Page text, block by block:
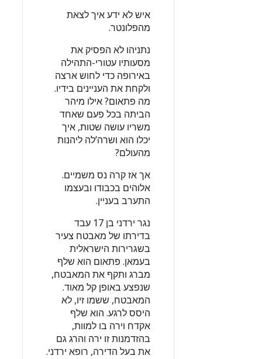
איש לא ידע איך לצאת
מהפלונטר.
נתניהו לא הפסיק את
מסעותיו עטורי-התהילה
באירופה כדי לחוש ארצה
ולקחת את העניינים בידיו.
מה פתאום? אילו מיהר
הביתה בכל פעם שאחד
משריו עושה שטות, איך
יכלו הוא ושרה’לה ליהנות
מהעולם?
אך אז קרה נס משמיים.
אלוהים בכבודו ובעצמו
התערב בעניין.
נגר ירדני בן 17 עבד
בדירתו של מאבטח צעיר
בשגרירות הישראלית
בעמאן. פתאום הוא שלף
מברג ותקף את המאבטח,
שנפצע באופן קל מאוד.
המאבטח, ששמו זיו, לא
היסס לרגע. הוא שלף
אקדח וירה בו למוות,
בהזדמנות זו ירה והרג גם
את בעל הדירה, רופא ירדני.